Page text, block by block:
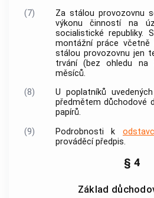
(7)
Za stálou provozovnu
výkonu činností na
socialistické republiky.
montážní práce
stálou provozovnu jen
trvání (bez ohledu na
měsíců.
(8)
U poplatníků
předmětem důchodové
papírů.
(9)
Podrobnosti k
prováděcí předpis.
§ 4
Základ